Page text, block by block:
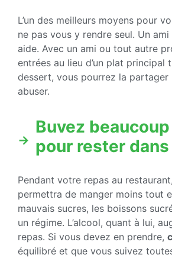
L’un des meilleurs moyens pour
ne pas vous y rendre seul. Un ami
aide. Avec un ami ou tout autre
entrées au lieu d’un plat
dessert, vous pourrez la
abuser.
Buvez
pour rester
Pendant votre repas au
permettra de manger moins tout
mauvais sucres, les boissons
un régime. L’alcool, quant à lui,
repas. Si vous devez en prendre,
équilibré et que vous suivez